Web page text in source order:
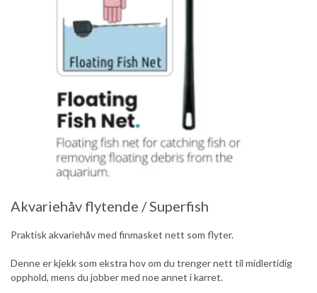
Akvariehåv flytende / Superfish
Praktisk akvariehåv med finmasket nett som flyter.
Denne er kjekk som ekstra hov om du trenger nett til midlertidig
opphold, mens du jobber med noe annet i karret.